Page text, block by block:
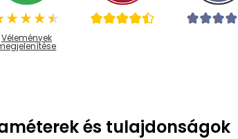
Vélemények
és tulajdonságok